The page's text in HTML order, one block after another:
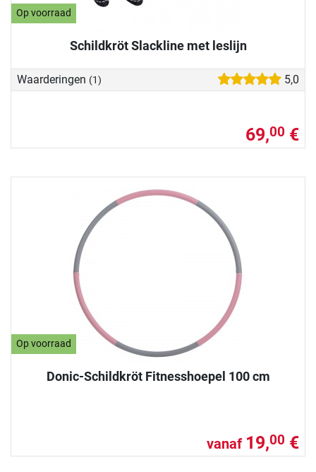
Op voorraad
Schildkröt Slackline met leslijn
Waarderingen (1) 5,0
69,00 €
Op voorraad
Donic-Schildkröt Fitnesshoepel 100 cm
vanaf 19,00 €